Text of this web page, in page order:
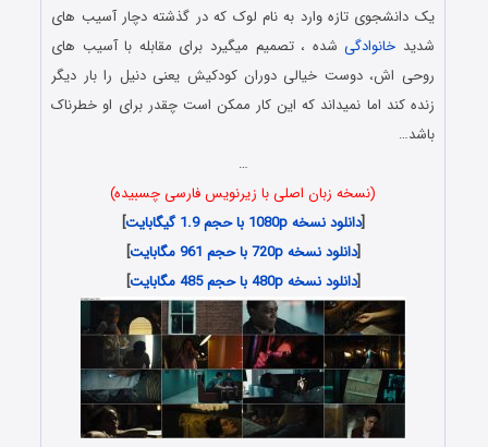
یک دانشجوی تازه وارد به نام لوک که در گذشته دچار آسیب های
شدید خانوادگیشده ، تصمیم میگیرد برای مقابله با آسیب های
روحی اش، دوست خیالی دوران کودکیش یعنی دنیل را بار دیگر
زنده کند اما نمیداند که این کار ممکن است چقدر برای او خطرناک
باشد…
…
(نسخه زبان اصلی با زیرنویس فارسی چسبیده)
[دانلود نسخه 1080p با حجم 1.9 گیگابایت
]
[دانلود نسخه 720p با حجم 961 مگابایت
]
[دانلود نسخه 480p با حجم 485 مگابایت ]